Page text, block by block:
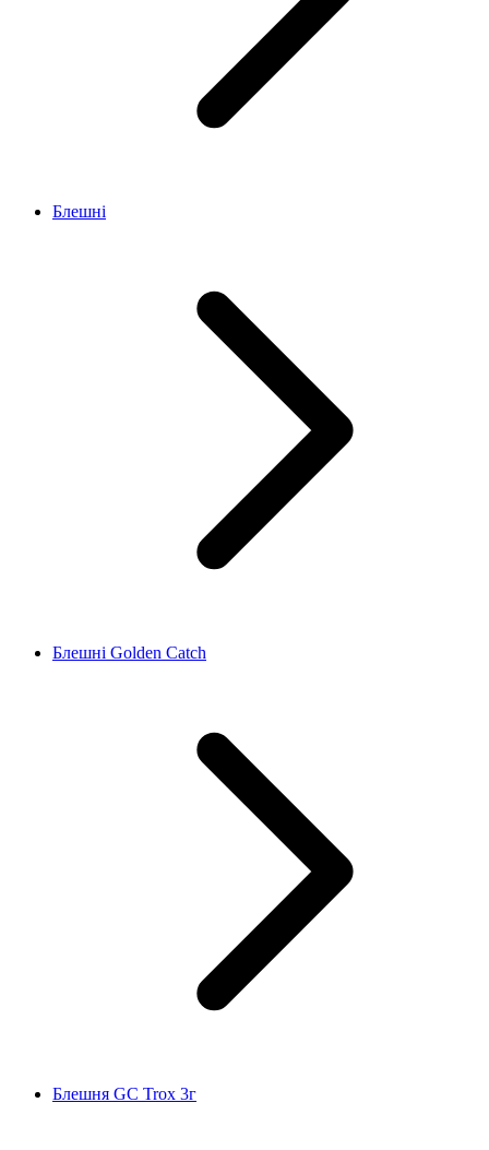
Блешні
Блешні Golden Catch
Блешня GC Trox 3г